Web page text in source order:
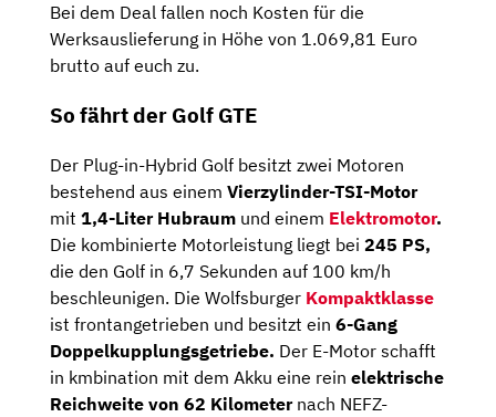
Bei dem Deal fallen noch Kosten für die
Werksauslieferung in Höhe von 1.069,81 Euro
brutto auf euch zu.
So fährt der Golf GTE
Der Plug-in-Hybrid Golf besitzt zwei Motoren
bestehend aus einem Vierzylinder-TSI-Motor
mit 1,4-Liter Hubraum und einem Elektromotor.
Die kombinierte Motorleistung liegt bei 245 PS,
die den Golf in 6,7 Sekunden auf 100 km/h
beschleunigen. Die Wolfsburger Kompaktklasse
ist frontangetrieben und besitzt ein 6-Gang
Doppelkupplungsgetriebe. Der E-Motor schafft
in kmbination mit dem Akku eine rein elektrische
Reichweite von 62 Kilometernach NEFZ-